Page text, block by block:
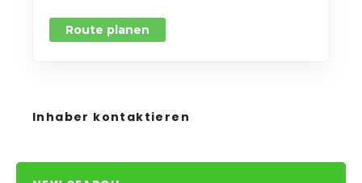
Route planen
Inhaber kontaktieren